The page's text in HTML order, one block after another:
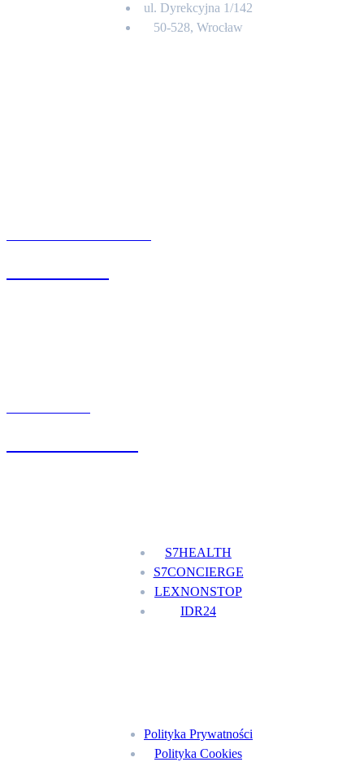
ul. Dyrekcyjna 1/142
50-528, Wrocław
S7HEALTH
S7CONCIERGE
LEXNONSTOP
IDR24
Polityka Prywatności
Polityka Cookies